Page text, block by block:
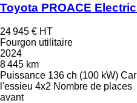
Toyota PROACE
24 945 € HT
Fourgon utilitaire
2024
8 445 km
Puissance 136 ch (100 kW)
l'essieu 4x2 Nombre de places
avant